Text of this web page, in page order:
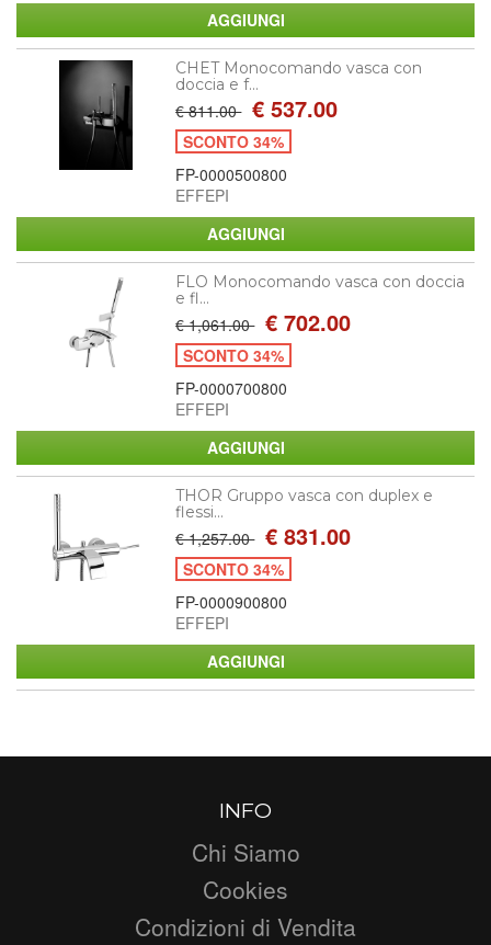
CHET Monocomando vasca con
doccia e f...
€ 811.00 € 537.00
SCONTO 34%
FP-0000500800
EFFEPI
FLO Monocomando vasca con doccia
e fl...
€ 1,061.00 € 702.00
SCONTO 34%
FP-0000700800
EFFEPI
THOR Gruppo vasca con duplex e
flessi...
€ 1,257.00 € 831.00
SCONTO 34%
FP-0000900800
EFFEPI
INFO
Chi Siamo
Cookies
Condizioni di Vendita